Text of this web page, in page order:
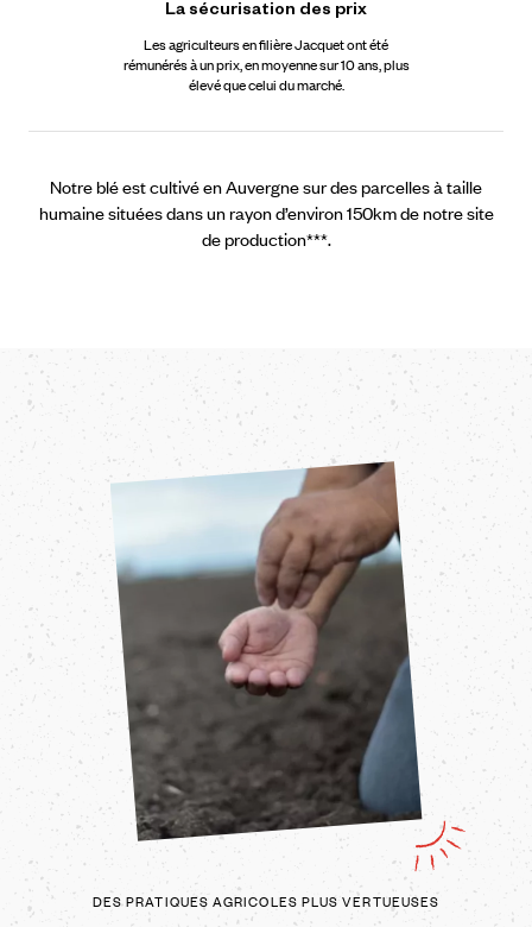
La sécurisation des prix
Les agriculteurs en filière Jacquet ont été
rémunérés à un prix, en moyenne sur 10 ans, plus
élevé que celui du marché.
Notre blé est cultivé en Auvergne sur des parcelles à taille
humaine situées dans un rayon d’environ 150km de notre site
de production***.
DESPRATIQUES AGRICOLES PLUS VERTUEUSES